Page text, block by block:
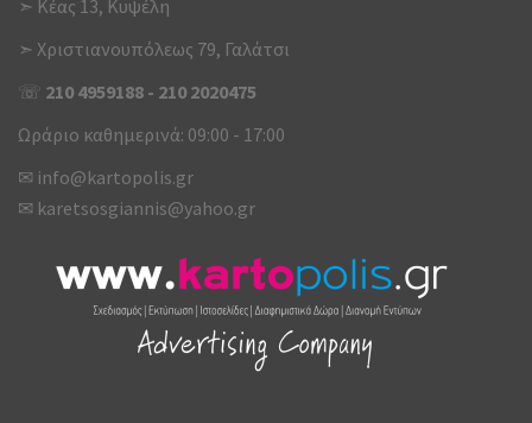
➣ Κέας 13, Κυψέλη
➣ Χριστιανουπόλεως 79, Γαλάτσι
☏ 210 4959188 - 210 2020475
Ωράριο καθημερινά: 09:00 - 17:00
✉ info@kartopolis.gr
✉ karetsosgiannis@yahoo.gr